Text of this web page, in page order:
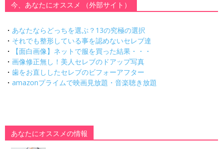
今、あなたにオススメ （外部サイト）
・ あなたならどっちを選ぶ？13の究極の選択
・ それでも整形している事を認めないセレブ達
・
【面白画像】ネットで服を買った結果・・・
・ 画像修正無し！美人セレブのドアップ写真
・ 歯をお直ししたセレブのビフォーアフター
・ amazonプライムで映画見放題・音楽聴き放題
あなたにオススメの情報